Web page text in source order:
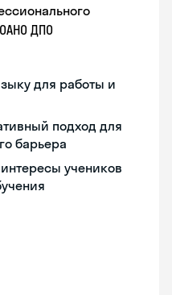
ДПО
для работы и
подход для
барьера
учеников